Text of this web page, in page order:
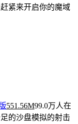
紧来开启你的魔域
551.56M99.0万人在
的沙盘模拟的射击